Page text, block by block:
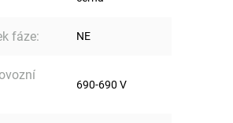
fáze: NE
690-690 V